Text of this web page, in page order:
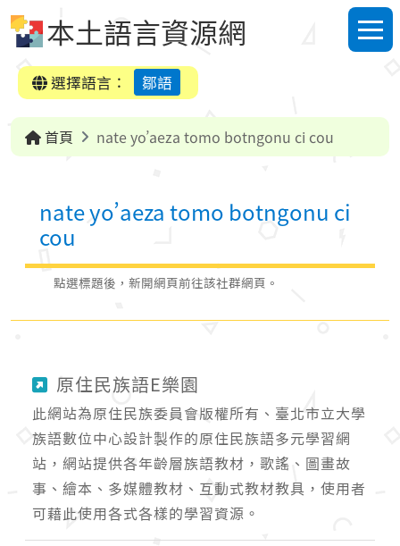
本土語言資源網
選單
選擇語言：
鄒語
首頁 nate yo’aeza tomo botngonu ci cou
nate yo’aeza tomo botngonu ci
cou
點選標題後，新開網頁前往該社群網頁。
原住民族語E樂園
此網站為原住民族委員會版權所有、臺北市立大學
族語數位中心設計製作的原住民族語多元學習網
站，網站提供各年齡層族語教材，歌謠、圖畫故
事、繪本、多媒體教材、互動式教材教具，使用者
可藉此使用各式各樣的學習資源。